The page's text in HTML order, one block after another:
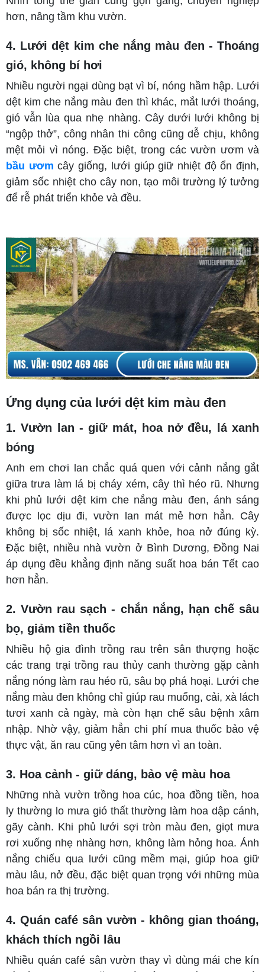
hơn, nâng tầm khu vườn.
4. Lưới dệt kim che nắng màu đen - Thoáng
gió, không bí hơi
Nhiều người ngại dùng bạt vì bí, nóng hầm hập. Lưới
dệt kim che nắng màu đen thì khác, mắt lưới thoáng,
gió vẫn lùa qua nhẹ nhàng. Cây dưới lưới không bị
“ngộp thở”, công nhân thi công cũng dễ chịu, không
mệt mỏi vì nóng. Đặc biệt, trong các vườn ươm và
bầu ươm cây giống, lưới giúp giữ nhiệt độ ổn định,
giảm sốc nhiệt cho cây non, tạo môi trường lý tưởng
để rễ phát triển khỏe và đều.
Ứng dụng của lưới dệt kim màu đen
1. Vườn lan - giữ mát, hoa nở đều, lá xanh
bóng
Anh em chơi lan chắc quá quen với cảnh nắng gắt
giữa trưa làm lá bị cháy xém, cây thì héo rũ. Nhưng
khi phủ lưới dệt kim che nắng màu đen, ánh sáng
được lọc dịu đi, vườn lan mát mẻ hơn hẳn. Cây
không bị sốc nhiệt, lá xanh khỏe, hoa nở đúng kỳ.
Đặc biệt, nhiều nhà vườn ở Bình Dương, Đồng Nai
áp dụng đều khẳng định năng suất hoa bán Tết cao
hơn hẳn.
2. Vườn rau sạch - chắn nắng, hạn chế sâu
bọ, giảm tiền thuốc
Nhiều hộ gia đình trồng rau trên sân thượng hoặc
các trang trại trồng rau thủy canh thường gặp cảnh
nắng nóng làm rau héo rũ, sâu bọ phá hoại. Lưới che
nắng màu đen không chỉ giúp rau muống, cải, xà lách
tươi xanh cả ngày, mà còn hạn chế sâu bệnh xâm
nhập. Nhờ vậy, giảm hẳn chi phí mua thuốc bảo vệ
thực vật, ăn rau cũng yên tâm hơn vì an toàn.
3. Hoa cảnh - giữ dáng, bảo vệ màu hoa
Những nhà vườn trồng hoa cúc, hoa đồng tiền, hoa
ly thường lo mưa gió thất thường làm hoa dập cánh,
gãy cành. Khi phủ lưới sợi tròn màu đen, giọt mưa
rơi xuống nhẹ nhàng hơn, không làm hỏng hoa. Ánh
nắng chiếu qua lưới cũng mềm mại, giúp hoa giữ
màu lâu, nở đều, đặc biệt quan trọng với những mùa
hoa bán ra thị trường.
4. Quán café sân vườn - không gian thoáng,
khách thích ngồi lâu
Nhiều quán café sân vườn thay vì dùng mái che kín